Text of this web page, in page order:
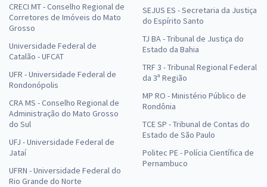
CRECI MT - Conselho Regional de
Corretores de Imóveis do Mato
Grosso
Universidade Federal de
Catalão - UFCAT
UFR - Universidade Federal de
Rondonópolis
CRA MS - Conselho Regional de
Administração do Mato Grosso
do Sul
UFJ - Universidade Federal de
Jataí
UFRN - Universidade Federal do
Rio Grande do Norte
SEJUS ES - Secretaria da Justiça
do Espírito Santo
TJ BA - Tribunal de Justiça do
Estado da Bahia
TRF 3 - Tribunal Regional Federal
da 3ª Região
MP RO - Ministério Público de
Rondônia
TCE SP - Tribunal de Contas do
Estado de São Paulo
Politec PE - Polícia Científica de
Pernambuco